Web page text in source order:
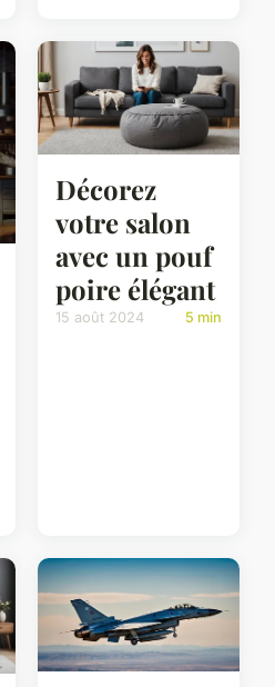
Décorez
votre salon
avec un pouf
poire élégant
15 août 2024 5 min